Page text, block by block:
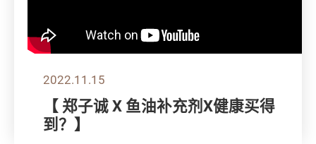
2022.11.15
【 郑子诚 X 鱼油补充剂X健康买得
到？】